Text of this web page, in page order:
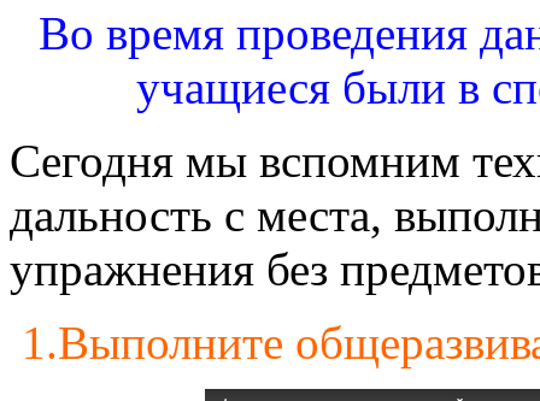
Во время проведения
учащиеся были в
Сегодня мы вспомним
дальность с места,
упражнения без
1.Выполните